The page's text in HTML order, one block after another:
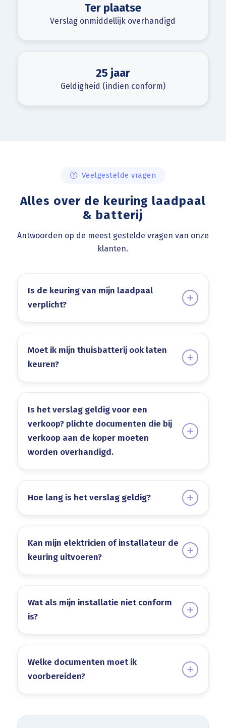
Ter plaatse
Verslag onmiddellijk overhandigd
25 jaar
Geldigheid (indien conform)
Veelgestelde vragen
Alles over de keuring laadpaal
& batterij
Antwoorden op de meest gestelde vragen van onze
klanten.
Is de keuring van mijn laadpaal
verplicht?
Moet ik mijn thuisbatterij ook laten
keuren?
Is het verslag geldig voor een
verkoop? plichte documenten die bij
verkoop aan de koper moeten
worden overhandigd.
Hoe lang is het verslag geldig?
Kan mijn elektricien of installateur de
keuring uitvoeren?
Wat als mijn installatie niet conform
is?
Welke documenten moet ik
voorbereiden?